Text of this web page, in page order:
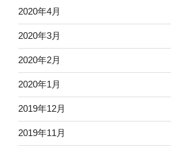
2020年4月
2020年3月
2020年2月
2020年1月
2019年12月
2019年11月